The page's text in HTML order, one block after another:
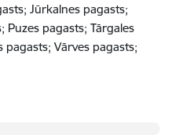
Jūrkalnes pagasts;
Puzes pagasts; Tārgales
pagasts; Vārves pagasts;